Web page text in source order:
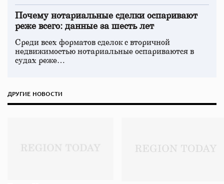
Почему нотариальные сделки оспаривают
реже всего: данные за шесть лет
Среди всех форматов сделок с вторичной
недвижимостью нотариальные оспариваются в
судах реже…
ДРУГИЕ НОВОСТИ